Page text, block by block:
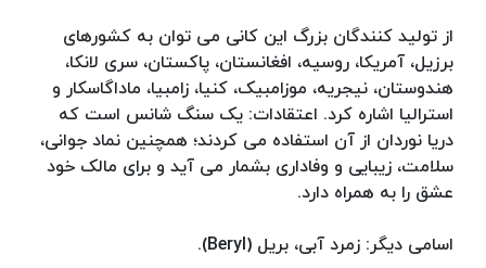
از تولید کنندگان بزرگ این کانی می توان به کشورهای
برزیل، آمریکا، روسیه، افغانستان، پاکستان، سری لانکا،
هندوستان، نیجریه، موزامبیک، کنیا، زامبیا، ماداگاسکار و
استرالیا اشاره کرد. اعتقادات: یک سنگ شانس است که
دریا نوردان از آن استفاده می کردند؛ همچنین نماد جوانی،
سلامت، زیبایی و وفاداری بشمار می آید و برای مالک خود
عشق را به همراه دارد.
اسامی دیگر: زمرد آبی، بریل (Beryl).